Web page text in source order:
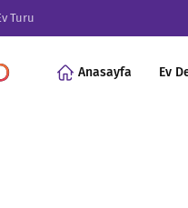
Turu
Anasayfa Ev